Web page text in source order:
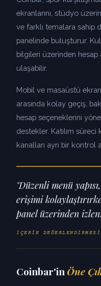
ekranlarını, stüdyo
ve farklı temalara sahip
panelinde buluşturur.
bilgileri üzerinden hesap
ulaşabilir.
Mobil ve masaüstü
arasında kolay geçiş,
hesap seçeneklerini
destekler. Katılım
kanalları ayrı bir kontrol
"Düzenli menü
erişimi
panel üzerinden
İÇERIK
Coinbar'inÖne